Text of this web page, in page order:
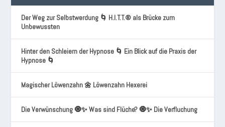
Der Weg zur Selbstwerdung 🌀 H.I.T.T.® als Brücke zum
Unbewussten
Hinter den Schleiern der Hypnose 🌀 Ein Blick auf die Praxis der
Hypnose 🌀
Magischer Löwenzahn 🌼 Löwenzahn Hexerei
Die Verwünschung 🧿✨ Was sind Flüche? 🧿✨ Die Verfluchung